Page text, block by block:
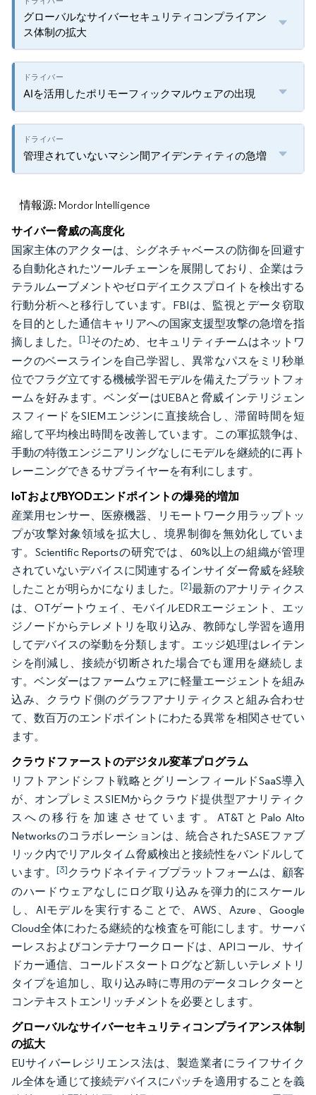
グローバルなサイバーセキュリティコンプライアン
ス体制の拡大
AIを活用したポリモーフィックマルウェアの出現
管理されていないマシン間アイデンティティの急増
情報源: Mordor Intelligence
サイバー脅威の高度化
国家主体のアクターは、シグネチャベースの防御を回避す
る自動化されたツールチェーンを展開しており、企業はラ
テラルムーブメントやゼロデイエクスプロイトを検出する
行動分析へと移行しています。FBIは、監視とデータ窃取
を目的とした通信キャリアへの国家支援型攻撃の急増を指
摘しました。 [1]そのため、セキュリティチームはネットワ
ークのベースラインを自己学習し、異常なパスをミリ秒単
位でフラグ立てする機械学習モデルを備えたプラットフォ
ームを好みます。ベンダーはUEBAと脅威インテリジェン
スフィードをSIEMエンジンに直接統合し、滞留時間を短
縮して平均検出時間を改善しています。この軍拡競争は、
手動の特徴エンジニアリングなしにモデルを継続的に再ト
レーニングできるサプライヤーを有利にします。
IoTおよびBYODエンドポイントの爆発的増加
産業用センサー、医療機器、リモートワーク用ラップトッ
プが攻撃対象領域を拡大し、境界制御を無効化していま
す。Scientific Reportsの研究では、60%以上の組織が管理
されていないデバイスに関連するインサイダー脅威を経験
したことが明らかになりました。 [2]最新のアナリティクス
は、OTゲートウェイ、モバイルEDRエージェント、エッ
ジノードからテレメトリを取り込み、教師なし学習を適用
してデバイスの挙動を分類します。エッジ処理はレイテン
シを削減し、接続が切断された場合でも運用を継続しま
す。ベンダーはファームウェアに軽量エージェントを組み
込み、クラウド側のグラフアナリティクスと組み合わせ
て、数百万のエンドポイントにわたる異常を相関させてい
ます。
クラウドファーストのデジタル変革プログラム
リフトアンドシフト戦略とグリーンフィールドSaaS導入
が、オンプレミスSIEMからクラウド提供型アナリティク
スへの移行を加速させています。AT&TとPalo Alto
Networksのコラボレーションは、統合されたSASEファブ
リック内でリアルタイム脅威検出と接続性をバンドルして
います。 [3]クラウドネイティブプラットフォームは、顧客
のハードウェアなしにログ取り込みを弾力的にスケール
し、AIモデルを実行することで、AWS、Azure、Google
Cloud全体にわたる継続的な検査を可能にします。サーバ
ーレスおよびコンテナワークロードは、APIコール、サイ
ドカー通信、コールドスタートログなど新しいテレメトリ
タイプを追加し、取り込み時に専用のデータコレクターと
コンテキストエンリッチメントを必要とします。
グローバルなサイバーセキュリティコンプライアンス体制
の拡大
EUサイバーレジリエンス法は、製造業者にライフサイク
ル全体を通じて接続デバイスにパッチを適用することを義